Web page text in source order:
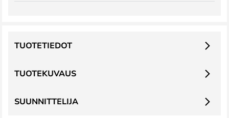
TUOTEKUVAUS
TUOTETIEDOT
SUUNNITTELIJA